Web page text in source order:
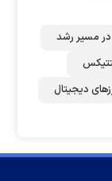
در مسیر رشد
دیجیتال